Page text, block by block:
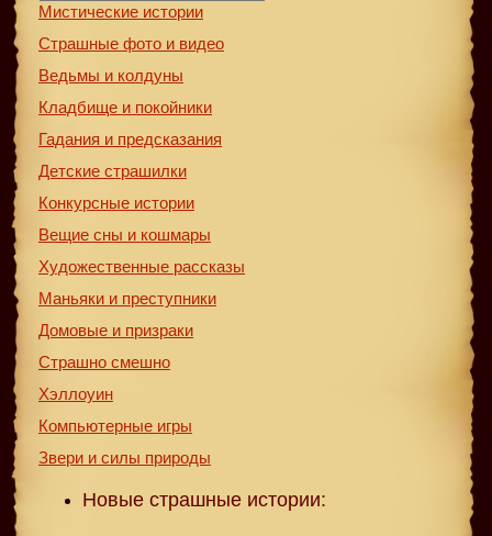
Мистические истории
Страшные фото и видео
Ведьмы и колдуны
Кладбище и покойники
Гадания и предсказания
Детские страшилки
Конкурсные истории
Вещие сны и кошмары
Художественные рассказы
Маньяки и преступники
Домовые и призраки
Страшно смешно
Хэллоуин
Компьютерные игры
Звери и силы природы
Новые страшные истории: